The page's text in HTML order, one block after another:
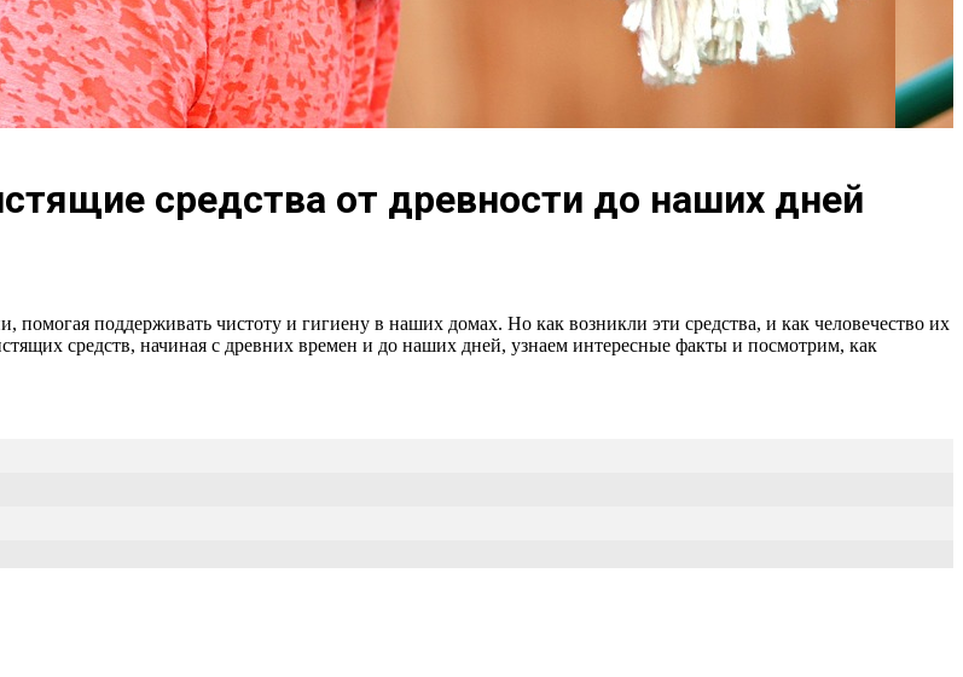
средства от древности до наших дней
поддерживать чистоту и гигиену в наших домах. Но как возникли эти средства, и как человечество их
средств, начиная с древних времен и до наших дней, узнаем интересные факты и посмотрим, как